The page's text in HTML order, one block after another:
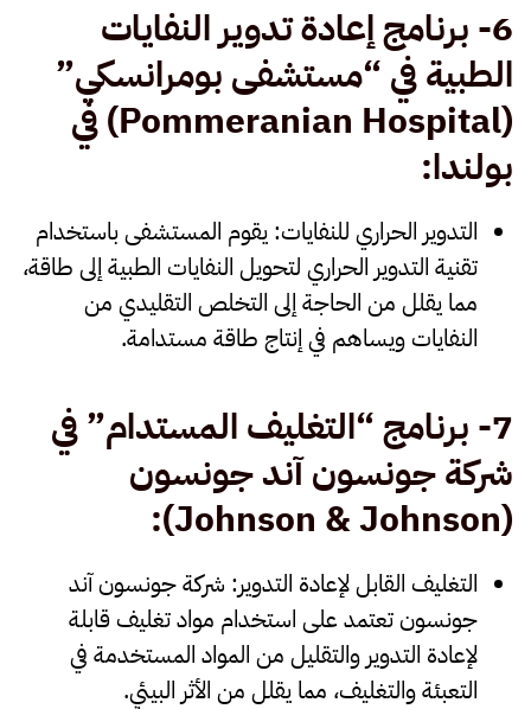
6- برنامج إعادة تدوير النفايات
الطبية في “مستشفى بومرانسكي”
(Pommeranian Hospital)
في
بولندا:
التدوير الحراري للنفايات: يقوم المستشفى باستخدام
تقنية التدوير الحراري لتحويل النفايات الطبية إلى طاقة،
مما يقلل من الحاجة إلى التخلص التقليدي من
النفايات ويساهم في إنتاج طاقة مستدامة.
7- برنامج “التغليف المستدام” في
شركة جونسون آند جونسون
(Johnson & Johnson):
التغليف القابل لإعادة التدوير: شركة جونسون آند
جونسون تعتمد على استخدام مواد تغليف قابلة
لإعادة التدوير والتقليل من المواد المستخدمة في
التعبئة والتغليف، مما يقلل من الأثر البيئي.